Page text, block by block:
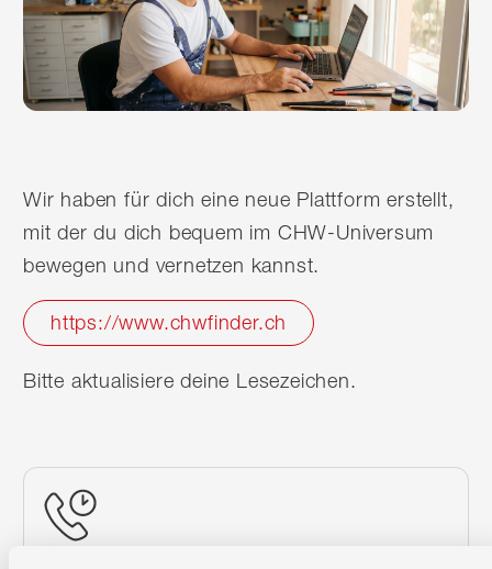
Wir haben für dich eine neue Plattform erstellt,
mit der du dich bequem im CHW-Universum
bewegen und vernetzen kannst.
https://www.chwfinder.ch
Bitte aktualisiere deine Lesezeichen.